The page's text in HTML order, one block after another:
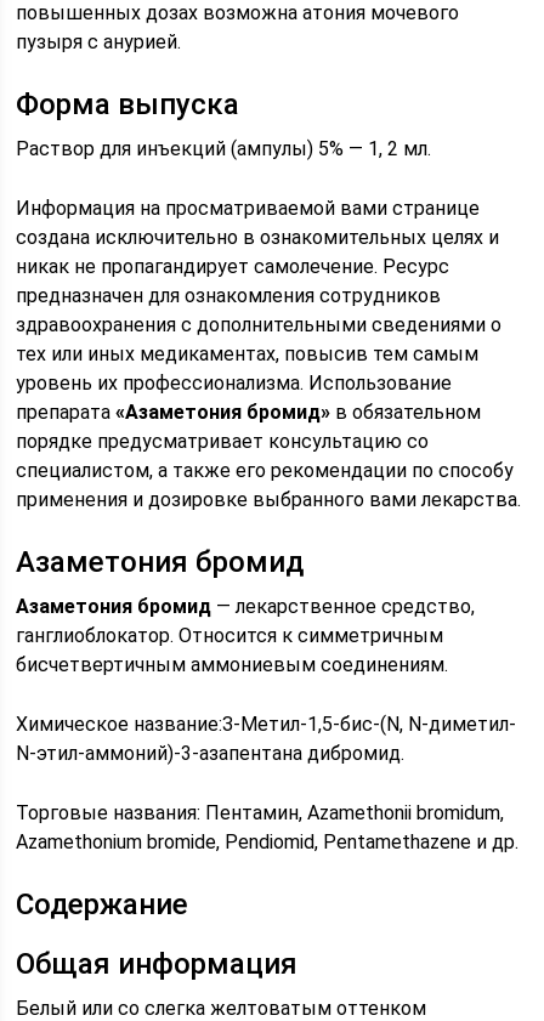
повышенных дозах возможна атония мочевого
пузыря с анурией.
Форма выпуска
Раствор для инъекций (ампулы) 5% — 1, 2 мл.
Информация на просматриваемой вами странице
создана исключительно в ознакомительных целях и
никак не пропагандирует самолечение. Ресурс
предназначен для ознакомления сотрудников
здравоохранения с дополнительными сведениями о
тех или иных медикаментах, повысив тем самым
уровень их профессионализма. Использование
препарата«Азаметония бромид» в обязательном
порядке предусматривает консультацию со
специалистом, а также его рекомендации по способу
применения и дозировке выбранного вами лекарства.
Азаметония бромид
Азаметония бромид — лекарственное средство,
ганглиоблокатор. Относится к симметричным
бисчетвертичным аммониевым соединениям.
Химическое название:З-Метил-1,5-бис-(N, N-диметил-
N-этил-аммоний)-3-азапентана дибромид.
Торговые названия: Пентамин, Azamethonii bromidum,
Azamethonium bromide, Pendiomid, Pentamethazene и др.
Содержание
Общая информация
Белый или со слегка желтоватым оттенком